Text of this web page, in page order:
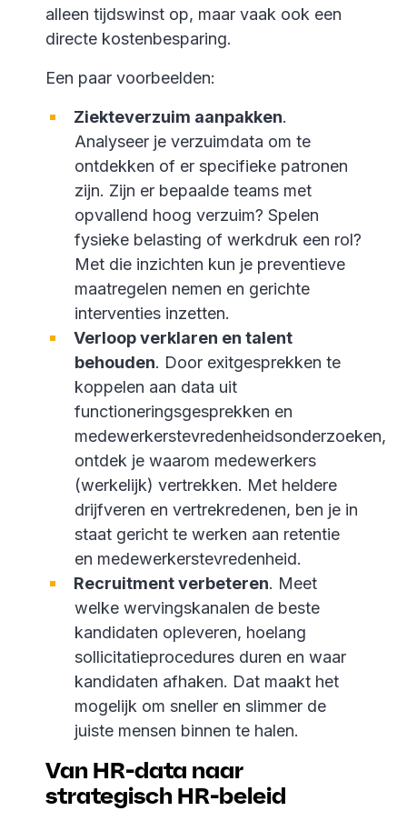
alleen tijdswinst op, maar vaak ook een
directe kostenbesparing.
Een paar voorbeelden:
Ziekteverzuim aanpakken.
Analyseer je verzuimdata om te
ontdekken of er specifieke patronen
zijn. Zijn er bepaalde teams met
opvallend hoog verzuim? Spelen
fysieke belasting of werkdruk een rol?
Met die inzichten kun je preventieve
maatregelen nemen en gerichte
interventies inzetten.
Verloop verklaren en talent
behouden. Door exitgesprekken te
koppelen aan data uit
functioneringsgesprekken en
medewerkerstevredenheidsonderzoeken,
ontdek je waarom medewerkers
(werkelijk) vertrekken. Met heldere
drijfveren en vertrekredenen, ben je in
staat gericht te werken aan retentie
en medewerkerstevredenheid.
Recruitment verbeteren. Meet
welke wervingskanalen de beste
kandidaten opleveren, hoelang
sollicitatieprocedures duren en waar
kandidaten afhaken. Dat maakt het
mogelijk om sneller en slimmer de
juiste mensen binnen te halen.
Van HR-data naar
strategisch HR-beleid